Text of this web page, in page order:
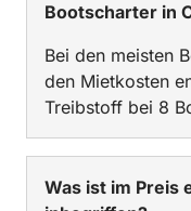
Bootscharter in
Bei den meisten
den Mietkosten
Treibstoff bei 8
Was ist im Preis